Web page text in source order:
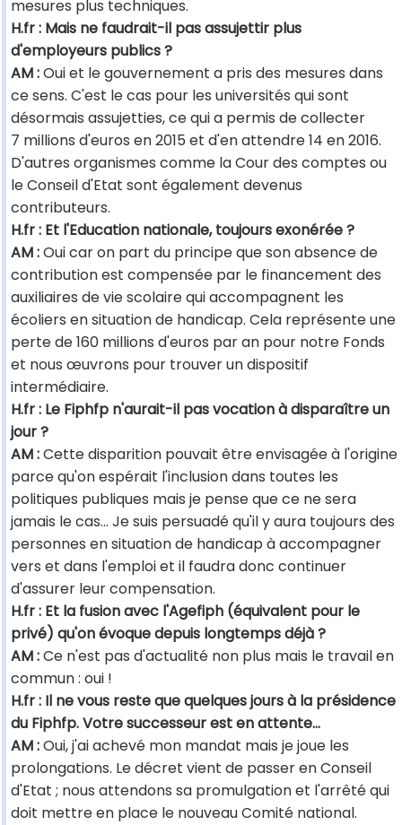
mesures plus techniques.
H.fr : Mais ne faudrait-il pas assujettir plus
d'employeurs publics ?
AM :Oui et le gouvernement a pris des mesures dans
ce sens. C'est le cas pour les universités qui sont
désormais assujetties, ce qui a permis de collecter
7 millions d'euros en 2015 et d'en attendre 14 en 2016.
D'autres organismes comme la Cour des comptes ou
le Conseil d'Etat sont également devenus
contributeurs.
H.fr : Et l'Education nationale, toujours exonérée ?
AM :Oui car on part du principe que son absence de
contribution est compensée par le financement des
auxiliaires de vie scolaire qui accompagnent les
écoliers en situation de handicap. Cela représente une
perte de 160 millions d'euros par an pour notre Fonds
et nous œuvrons pour trouver un dispositif
intermédiaire.
H.fr : Le Fiphfp n'aurait-il pas vocation à disparaître un
jour ?
AM :Cette disparition pouvait être envisagée à l'origine
parce qu'on espérait l'inclusion dans toutes les
politiques publiques mais je pense que ce ne sera
jamais le cas… Je suis persuadé qu'il y aura toujours des
personnes en situation de handicap à accompagner
vers et dans l'emploi et il faudra donc continuer
d'assurer leur compensation.
H.fr : Et la fusion avec l'Agefiph (équivalent pour le
privé) qu'on évoque depuis longtemps déjà ?
AM :Ce n'est pas d'actualité non plus mais le travail en
commun : oui !
H.fr : Il ne vous reste que quelques jours à la présidence
du Fiphfp. Votre successeur est en attente…
AM :Oui, j'ai achevé mon mandat mais je joue les
prolongations. Le décret vient de passer en Conseil
d'Etat ; nous attendons sa promulgation et l'arrêté qui
doit mettre en place le nouveau Comité national.